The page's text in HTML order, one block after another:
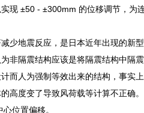
现 ±50 - ±300mm 的位移调节，为
少地震反应，是日本近年出现的新型
非隔震结构应该是将隔震结构中隔
而人为强制等效出来的结构，事实
高度变了导致风荷载等计算不正确。
位置偏移。